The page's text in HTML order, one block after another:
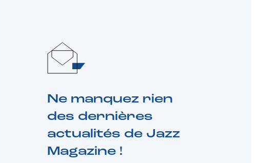
Ne manquez rien
des dernières
actualités de Jazz
Magazine !